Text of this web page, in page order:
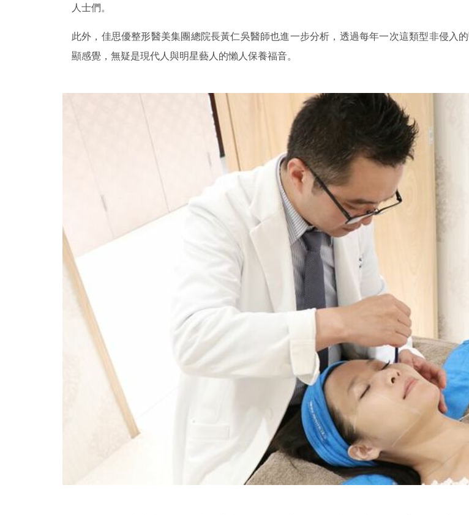
人士們。
此外，佳思優整形醫美集團總院長黃仁吳醫師也進一步分析，透過每年一次這類型非侵入
顯感覺，無疑是現代人與明星藝人的懶人保養福音。